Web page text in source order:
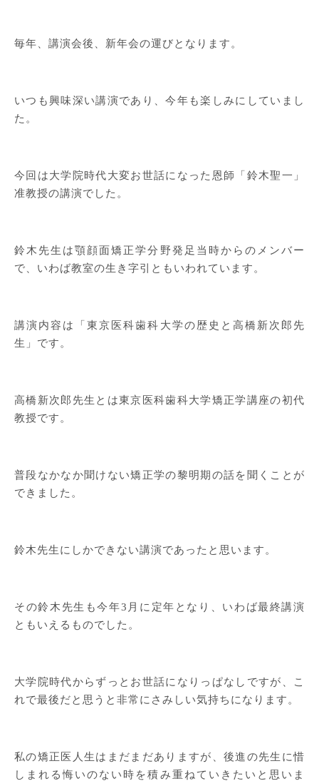
毎年、講演会後、新年会の運びとなります。
いつも興味深い講演であり、今年も楽しみにしていまし
た。
今回は大学院時代大変お世話になった恩師「鈴木聖一」
准教授の講演でした。
鈴木先生は顎顔面矯正学分野発足当時からのメンバー
で、いわば教室の生き字引ともいわれています。
講演内容は「東京医科歯科大学の歴史と高橋新次郎先
生」です。
高橋新次郎先生とは東京医科歯科大学矯正学講座の初代
教授です。
普段なかなか聞けない矯正学の黎明期の話を聞くことが
できました。
鈴木先生にしかできない講演であったと思います。
その鈴木先生も今年3月に定年となり、いわば最終講演
ともいえるものでした。
大学院時代からずっとお世話になりっぱなしですが、こ
れで最後だと思うと非常にさみしい気持ちになります。
私の矯正医人生はまだまだありますが、後進の先生に惜
しまれる悔いのない時を積み重ねていきたいと思いま